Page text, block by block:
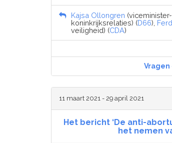
Kajsa Ollongren
koninkrijksrelaties) (D66),
veiligheid) (CDA)
11 maart 2021 - 29 april 2021
Het bericht ‘De anti-
het nemen